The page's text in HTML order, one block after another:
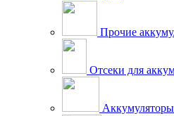
Прочие
Отсеки для